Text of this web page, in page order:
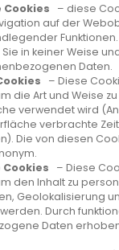
Cookies – diese
auf der
in keiner Weise
Daten.
– Diese
die Art und Weise
verwendet wird
verbrachte
Die von diesen
– Diese
den Inhalt zu
Geolokalisierung
Durch
Daten